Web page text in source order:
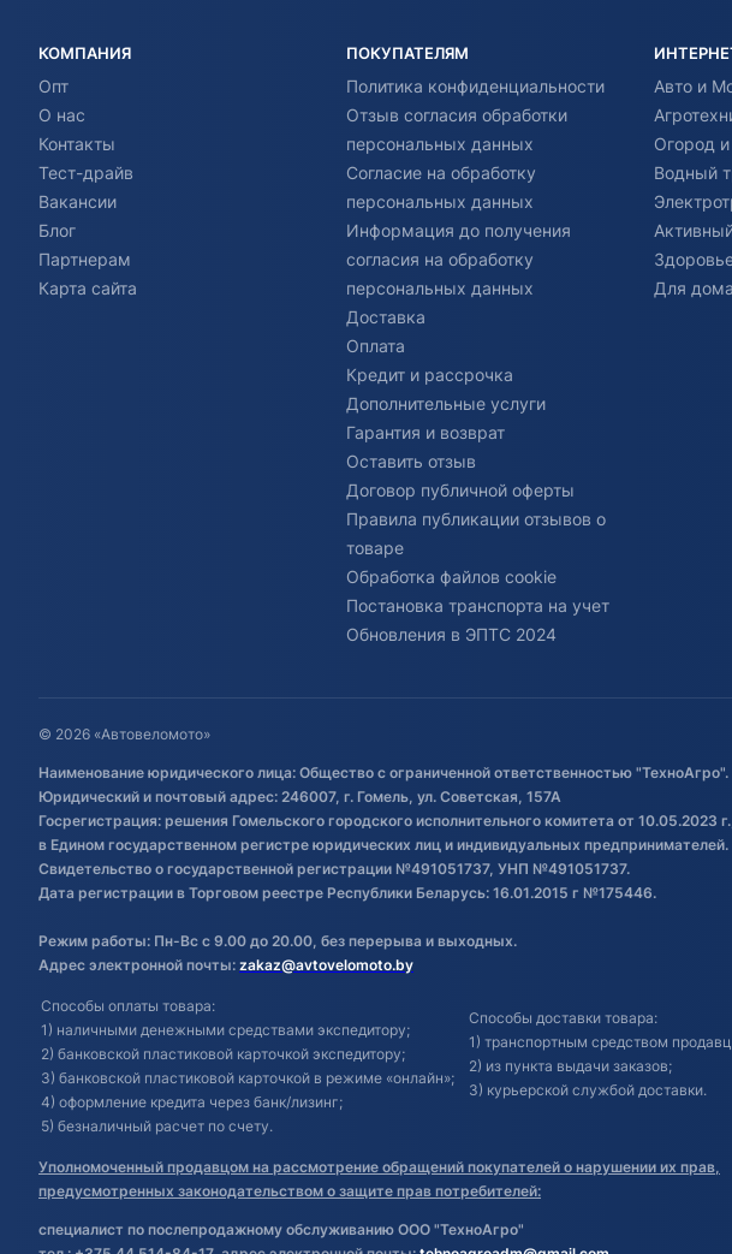
КОМПАНИЯ
Опт
О нас
Контакты
Тест-драйв
Вакансии
Блог
Партнерам
Карта сайта
ПОКУПАТЕЛЯМ
Политика конфиденциальности
Отзыв согласия обработки
персональных данных
Согласие на обработку
персональных данных
Информация до получения
согласия на обработку
персональных данных
Доставка
Оплата
Кредит и рассрочка
Дополнительные услуги
Гарантия и возврат
Оставить отзыв
Договор публичной оферты
Правила публикации отзывов о
товаре
Обработка файлов cookie
Постановка транспорта на учет
Обновления в ЭПТС 2024
Авто и
Огород
Водный
Для дома
© 2026 «Автовеломото»
Наименование юридического лица: Общество с ограниченной ответственностью "ТехноАгро".
Юридический и почтовый адрес: 246007, г. Гомель, ул. Советская, 157А
Госрегистрация: решения Гомельского городского исполнительного комитета от 10.05.2023
в Едином государственном регистре юридических лиц и индивидуальных предпринимателей.
Свидетельство о государственной регистрации №491051737, УНП №491051737.
Дата регистрации в Торговом реестре Республики Беларусь: 16.01.2015 г №175446.
Режим работы: Пн-Вс с 9.00 до 20.00, без перерыва и выходных.
Адрес электронной почты: zakaz@avtovelomoto.by
Способы оплаты товара:
1) наличными денежными средствами экспедитору;
2) банковской пластиковой карточкой экспедитору;
3) банковской пластиковой карточкой в режиме «онлайн»;
4) оформление кредита через банк/лизинг;
5) безналичный расчет по счету.
Способы доставки товара:
1) транспортным средством
2) из пункта выдачи заказов;
3) курьерской службой доставки.
Уполномоченный продавцом на рассмотрение обращений покупателей о нарушении их прав,
предусмотренных законодательством о защите прав потребителей:
специалист по послепродажному обслуживанию ООО "ТехноАгро"